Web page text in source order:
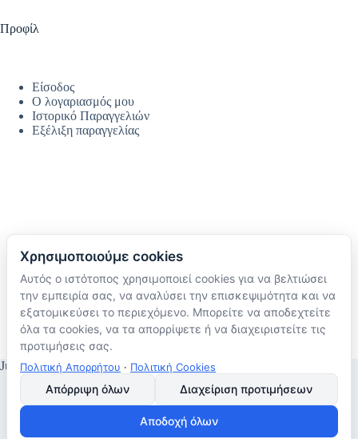
Προφίλ
Είσοδος
Ο λογαριασμός μου
Ιστορικό Παραγγελιών
Εξέλιξη παραγγελίας
Ακολουθήστε μας
TikTok
Instagram
Facebook
JustMyHome © Copyright 2026
Χρησιμοποιούμε cookies
Αυτός ο ιστότοπος χρησιμοποιεί cookies για να βελτιώσει
την εμπειρία σας, να αναλύσει την επισκεψιμότητα και να
εξατομικεύσει το περιεχόμενο. Μπορείτε να αποδεχτείτε
όλα τα cookies, να τα απορρίψετε ή να διαχειριστείτε τις
προτιμήσεις σας.
Πολιτική Απορρήτου · Πολιτική Cookies
Απόρριψη όλων Διαχείριση προτιμήσεων
Αποδοχή όλων